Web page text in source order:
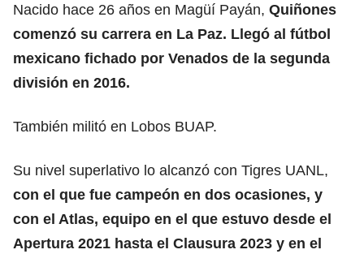
Nacido hace 26 años en Magüí Payán, Quiñones
comenzó su carrera en La Paz. Llegó al fútbol
mexicano fichado por Venados de la segunda
división en 2016.
También militó en Lobos BUAP.
Su nivel superlativo lo alcanzó con Tigres UANL,
con el que fue campeón en dos ocasiones, y
con el Atlas, equipo en el que estuvo desde el
Apertura 2021 hasta el Clausura 2023 y en el